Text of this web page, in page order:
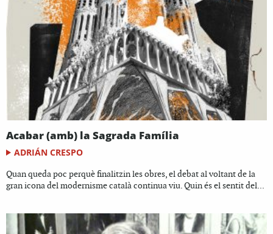
Acabar (amb) la Sagrada Família
ADRIÁN CRESPO
Quan queda poc perquè finalitzin les obres, el debat al voltant de la
gran icona del modernisme català continua viu. Quin és el sentit del...